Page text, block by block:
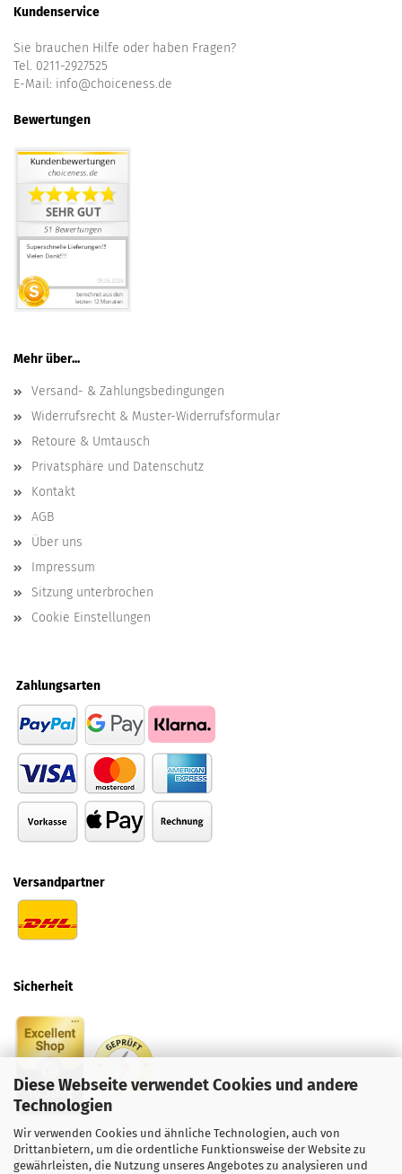
Diese Webseite verwendet Cookies und andere
Technologien
Wir verwenden Cookies und ähnliche Technologien, auch von
Drittanbietern, um die ordentliche Funktionsweise der Website zu
gewährleisten, die Nutzung unseres Angebotes zu analysieren und
Kundenservice
Sie brauchen Hilfe oder haben Fragen?
Tel. 0211-2927525
E-Mail: info@choiceness.de
Bewertungen
Mehr über...
Versand- & Zahlungsbedingungen
Widerrufsrecht & Muster-Widerrufsformular
Retoure & Umtausch
Privatsphäre und Datenschutz
Kontakt
AGB
Über uns
Impressum
Sitzung unterbrochen
Cookie Einstellungen
Zahlungsarten
Versandpartner
Sicherheit
Social Media